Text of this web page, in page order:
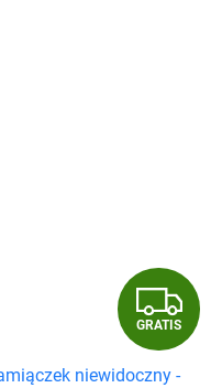
G
R
GRATIS
niewidoczny -